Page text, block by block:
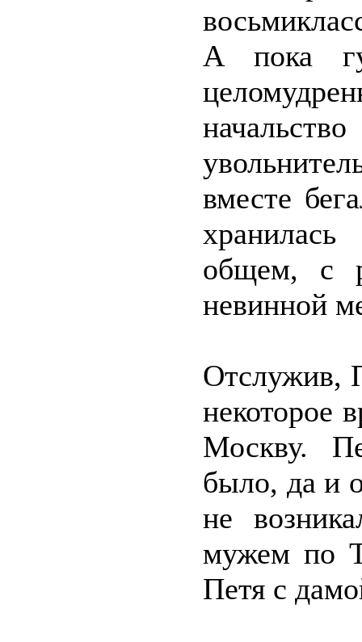
А пока
вместе
общем, с
невинной
Отслужив,
некоторое
Москву.
было, да и
не
мужем по
Петя с